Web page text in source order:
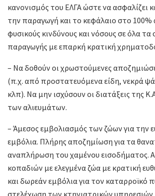
κανονισμός του ΕΛΓΑ ώστε να ασφαλίζει
την παραγωγή και το κεφάλαιο στο
φυσικούς κινδύνους και νόσους σε όλα τα
παραγωγής με επαρκή κρατική
– Να δοθούν οι χρωστούμενες
(π.χ. από προστατευόμενα είδη, νεκρά
κλπ). Να μην ισχύσουν οι διατάξεις της
των αλιευμάτων.
– Άμεσος εμβολιασμός των ζώων για την
εμβόλια. Πλήρης αποζημίωση για τα
αναπλήρωση του χαμένου εισοδήματος.
κοπαδιών με ελεγμένα ζώα με κρατική
και δωρεάν εμβόλια για τον καταρροϊκό